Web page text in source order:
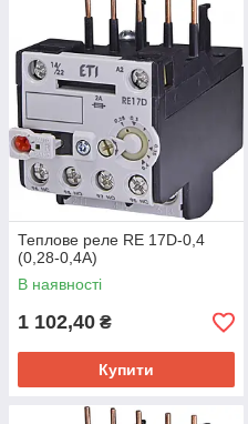
Теплове реле RE 17D-0,4
(0,28-0,4A)
В наявності
1 102,40 ₴
Купити